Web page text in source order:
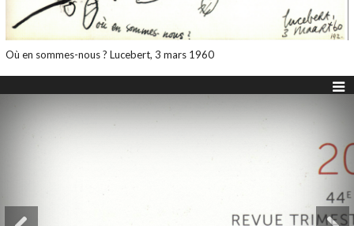
Où en sommes-nous ? Lucebert, 3 mars 1960